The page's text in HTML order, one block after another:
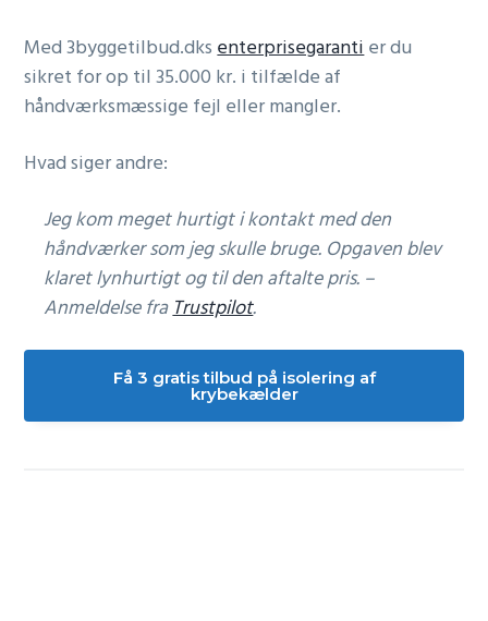
Med 3byggetilbud.dksenterprisegarantier du
sikret for op til 35.000 kr. i tilfælde af
håndværksmæssige fejl eller mangler.
Hvad siger andre:
Jeg kom meget hurtigt i kontakt med den
håndværker som jeg skulle bruge. Opgaven blev
klaret lynhurtigt og til den aftalte pris. –
Anmeldelse fraTrustpilot.
Få 3 gratis tilbud på isolering af
krybekælder